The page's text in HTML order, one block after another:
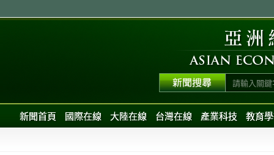
新聞首頁 國際在線 大陸在線 台灣在線 產業科技 教育